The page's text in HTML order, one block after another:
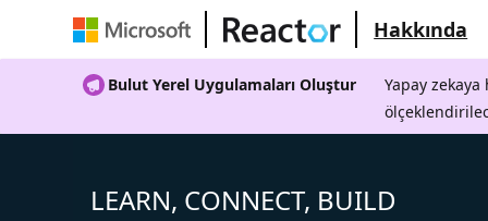
Hakkında
Bulut Yerel Uygulamaları Oluştur
Yapay zekaya
LEARN, CONNECT, BUILD